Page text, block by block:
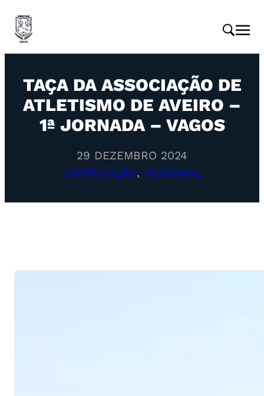
TAÇA DA ASSOCIAÇÃO DE
ATLETISMO DE AVEIRO –
1ª JORNADA – VAGOS
29 DEZEMBRO 2024
COMPETIÇÃO, REGIONAL